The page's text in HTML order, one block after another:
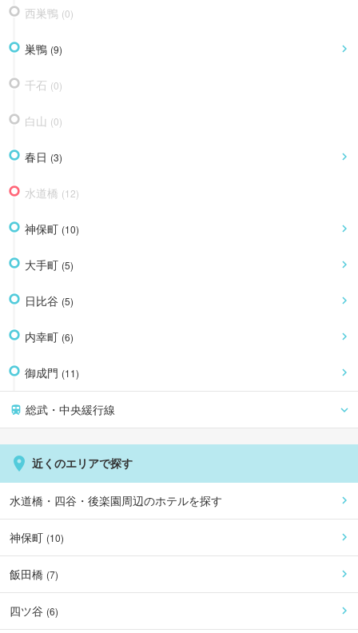
西巣鴨 (0)
巣鴨 (9)
千石 (0)
白山 (0)
春日 (3)
水道橋 (12)
神保町 (10)
大手町 (5)
日比谷 (5)
内幸町 (6)
御成門 (11)
総武・中央緩行線
近くのエリアで探す
水道橋・四谷・後楽園周辺のホテルを探す
神保町 (10)
飯田橋 (7)
四ツ谷 (6)